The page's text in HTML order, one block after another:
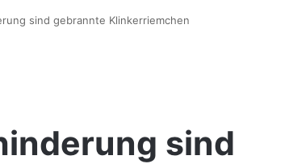
sind gebrannte Klinkerriemchen
sind